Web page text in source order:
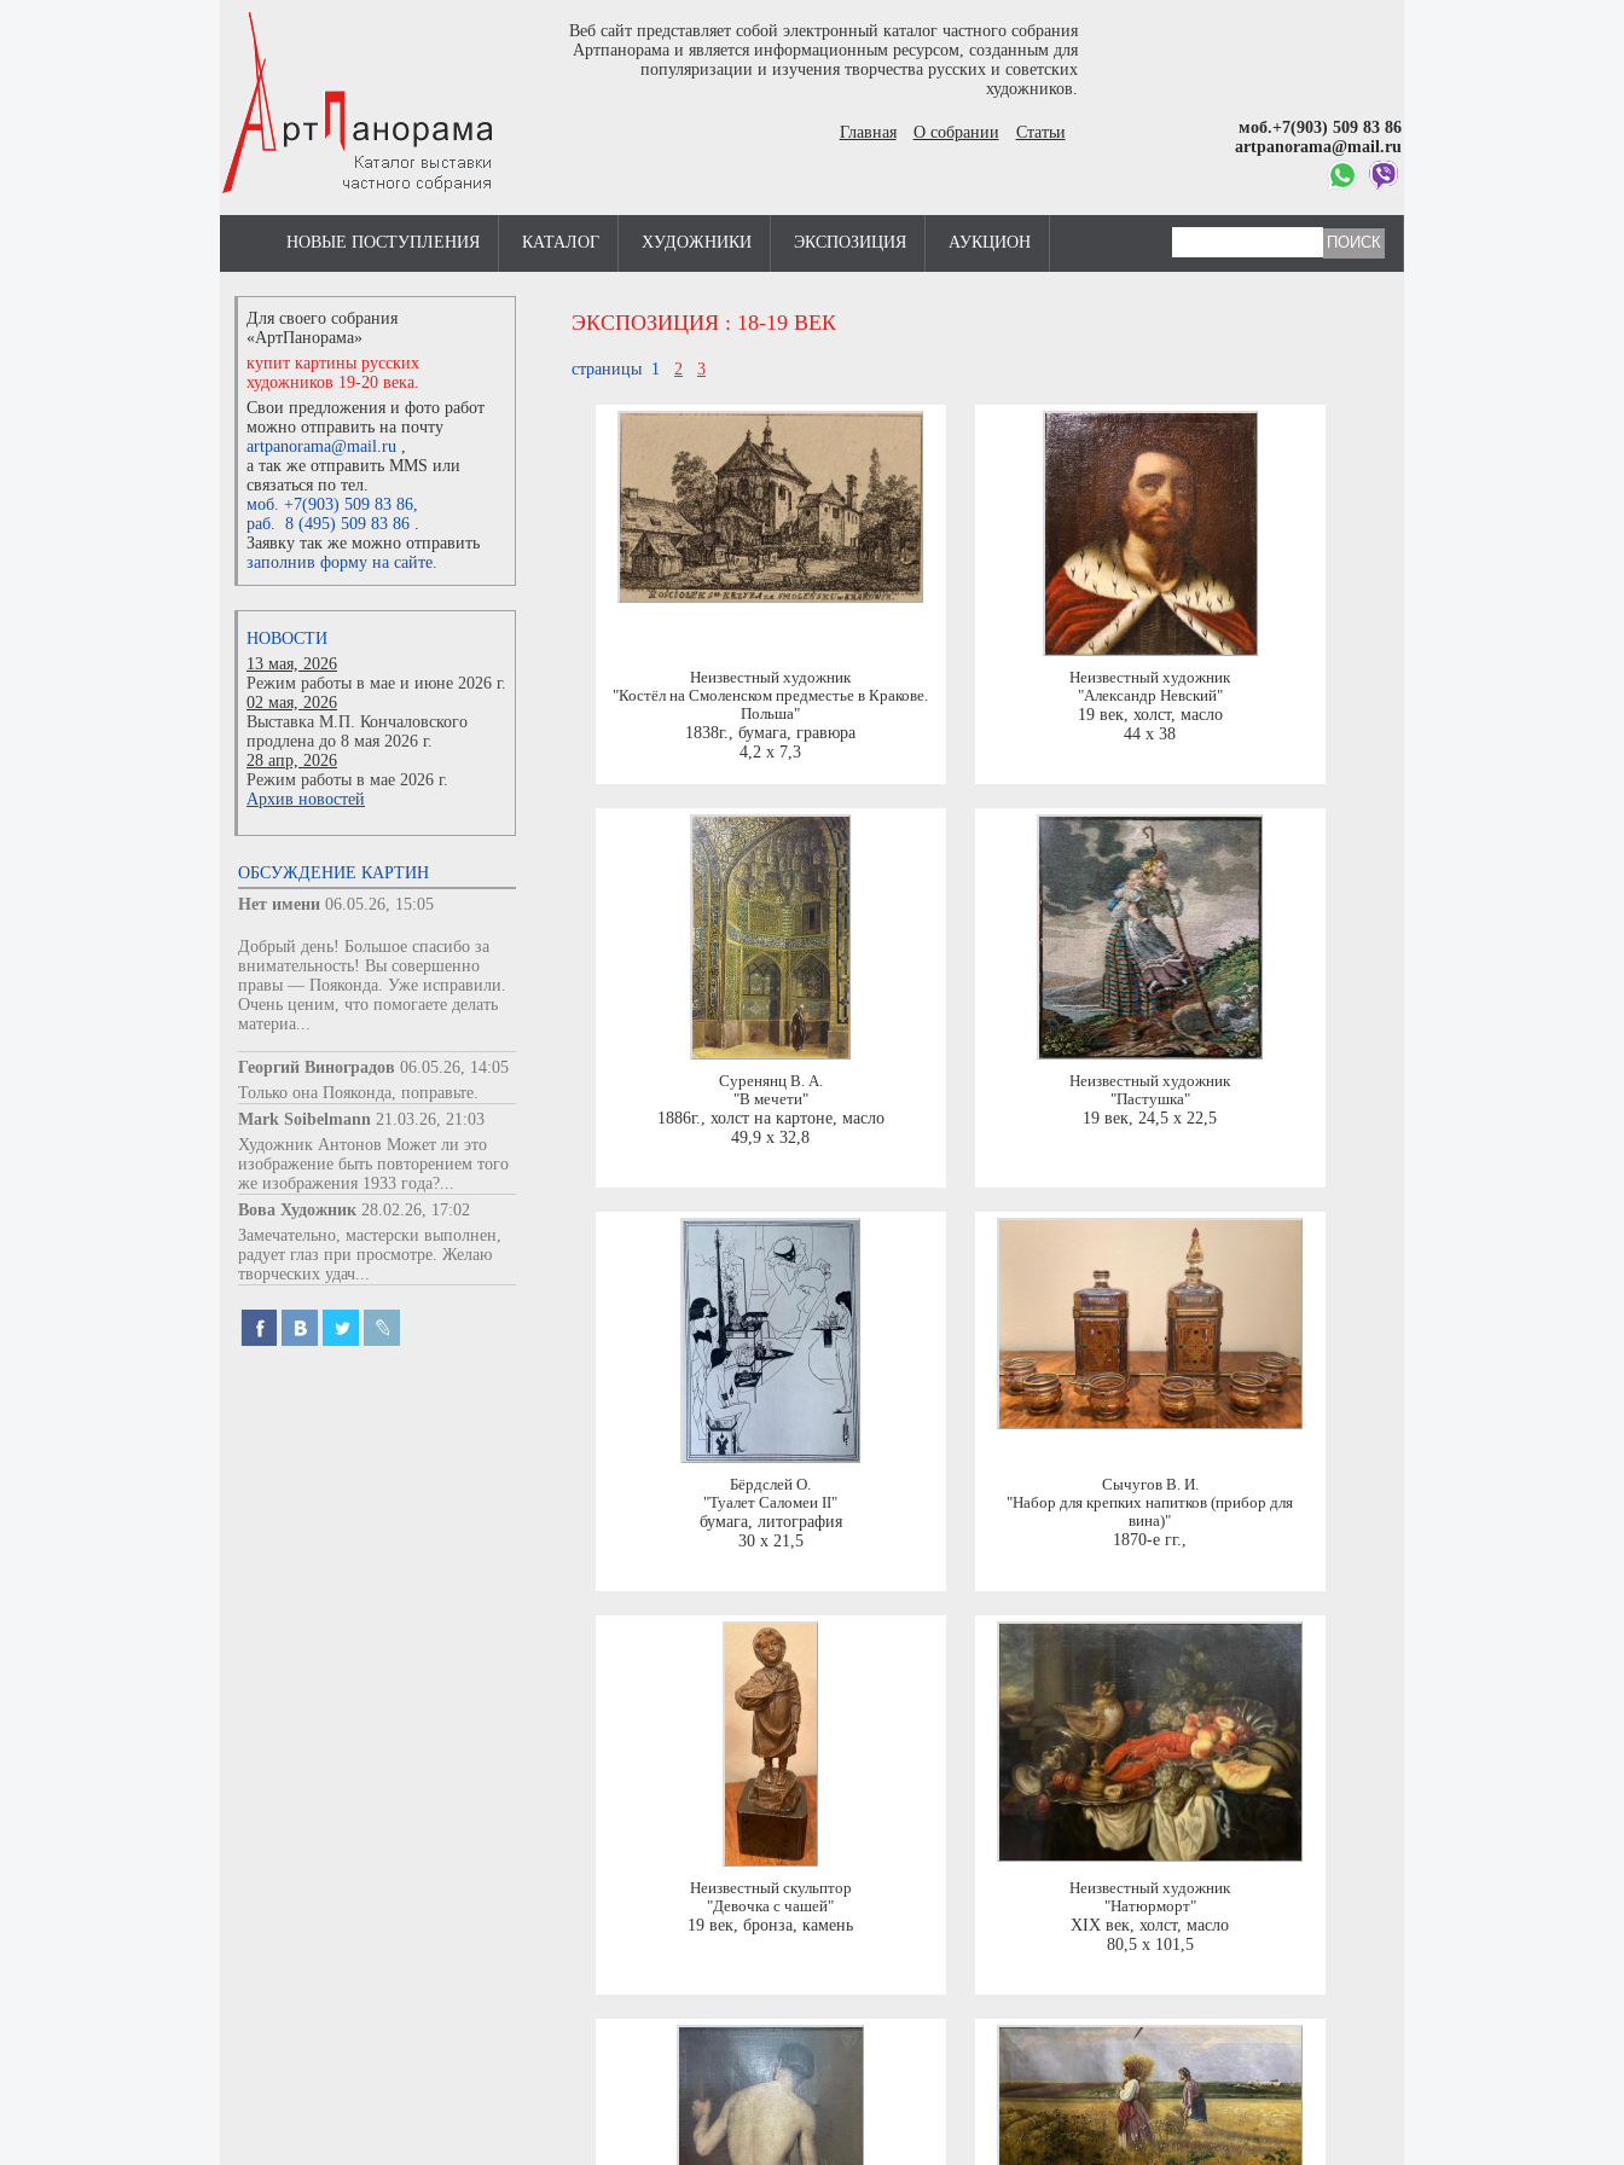
Веб сайт представляет собой электронный каталог частного собрания
Артпанорама и является информационным ресурсом, созданным для
популяризации и изучения творчества русских и советских
художников.
Главная О собрании Статьи
моб.+7(903) 509 83 86
artpanorama@mail.ru
НОВЫЕ ПОСТУПЛЕНИЯ КАТАЛОГ ХУДОЖНИКИ ЭКСПОЗИЦИЯ АУКЦИОН
Для своего собрания
«АртПанорама»
купит картины русских
художников 19-20 века.
Свои предложения и фото работ
можно отправить на почту
artpanorama@mail.ru ,
а так же отправить MMS или
связаться по тел.
моб. +7(903) 509 83 86,
раб. 8 (495) 509 83 86 .
Заявку так же можно отправить
заполнив форму на сайте.
НОВОСТИ
13 мая, 2026
Режим работы в мае и июне 2026 г.
02 мая, 2026
Выставка М.П. Кончаловского
продлена до 8 мая 2026 г.
28 апр, 2026
Режим работы в мае 2026 г.
Архив новостей
ОБСУЖДЕНИЕ КАРТИН
Нет имени 06.05.26, 15:05
Добрый день! Большое спасибо за
внимательность! Вы совершенно
правы — Пояконда. Уже исправили.
Очень ценим, что помогаете делать
материа...
Георгий Виноградов 06.05.26, 14:05
Только она Пояконда, поправьте.
Mark Soibelmann 21.03.26, 21:03
Художник Антонов Может ли это
изображение быть повторением того
же изображения 1933 года?...
Вова Художник 28.02.26, 17:02
Замечательно, мастерски выполнен,
радует глаз при просмотре. Желаю
творческих удач...
ЭКСПОЗИЦИЯ : 18-19 ВЕК
страницы 1 2 3
Неизвестный художник
"Костёл на Смоленском предместье в Кракове.
Польша"
1838г., бумага, гравюра
4,2 x 7,3
Неизвестный художник
"Александр Невский"
19 век, холст, масло
44 x 38
Суренянц В. А.
"В мечети"
1886г., холст на картоне, масло
49,9 x 32,8
Неизвестный художник
"Пастушка"
19 век, 24,5 x 22,5
Бёрдслей О.
"Туалет Саломеи II"
бумага, литография
30 x 21,5
Сычугов В. И.
"Набор для крепких напитков (прибор для
вина)"
1870-е гг.,
Неизвестный скульптор
"Девочка с чашей"
19 век, бронза, камень
Неизвестный художник
"Натюрморт"
XIX век, холст, масло
80,5 x 101,5